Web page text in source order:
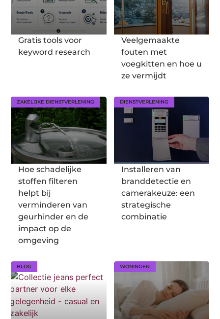
Gratis tools voor
keyword research
Veelgemaakte
fouten met
voegkitten en hoe u
ze vermijdt
ZAKELIJKE DIENSTVERLENING
Hoe schadelijke
stoffen filteren
helpt bij
verminderen van
geurhinder en de
impact op de
omgeving
DIENSTVERLENING
Installeren van
branddetectie en
camerakeuze: een
strategische
combinatie
BLOG WONINGEN